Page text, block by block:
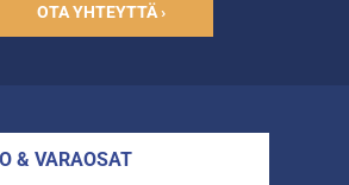
OTA YHTEYTTÄ ›
& VARAOSAT